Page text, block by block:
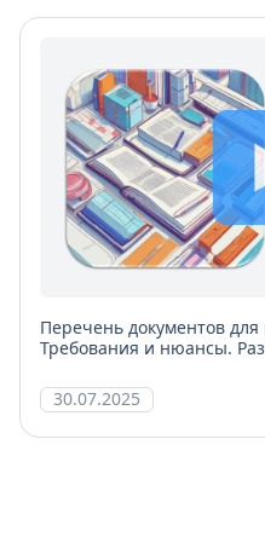
Перечень документов
Требования и нюансы.
30.07.2025